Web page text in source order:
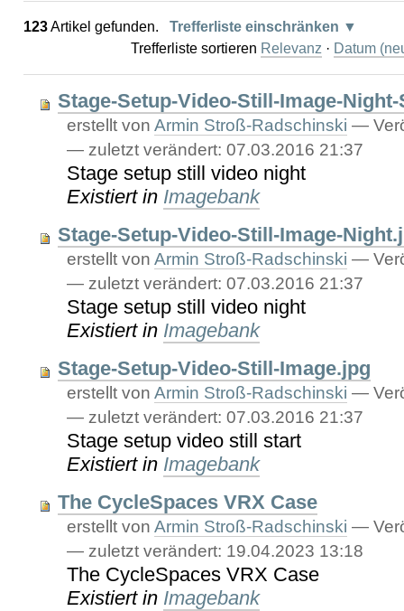
123Artikel gefunden.
Trefferliste einschränken
Trefferliste sortieren Relevanz · Datum
Stage-Setup-Video-Still-Image-
erstellt vonArmin Stroß-Radschinski —
— zuletzt verändert: 07.03.2016 21:37
Stage setup still video night
Existiert in Imagebank
Stage-Setup-Video-Still-Image-
erstellt vonArmin Stroß-Radschinski —
— zuletzt verändert: 07.03.2016 21:37
Stage setup still video night
Existiert in Imagebank
Stage-Setup-Video-Still-Image.jpg
erstellt vonArmin Stroß-Radschinski —
— zuletzt verändert: 07.03.2016 21:37
Stage setup video still start
Existiert in Imagebank
The CycleSpaces VRX Case
erstellt vonArmin Stroß-Radschinski —
— zuletzt verändert: 19.04.2023 13:18
The CycleSpaces VRX Case
Existiert in Imagebank